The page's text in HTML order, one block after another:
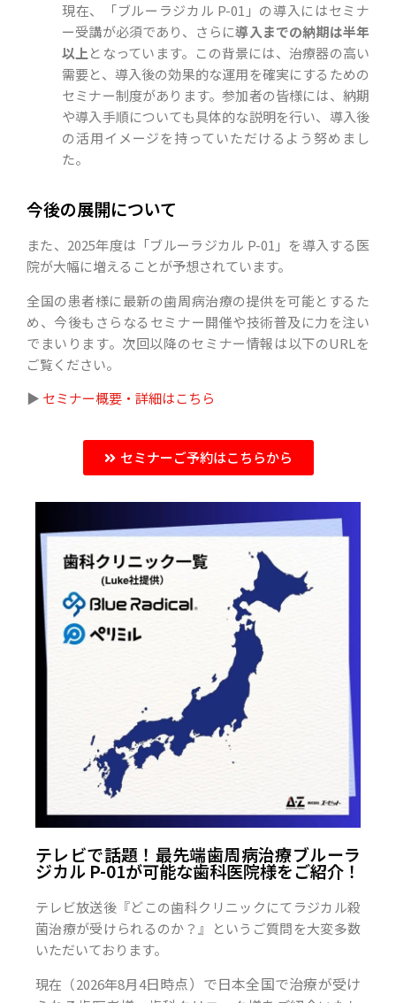
現在、「ブルーラジカル P-01」の導入にはセミナ
ー受講が必須であり、さらに導入までの納期は半年
以上となっています。この背景には、治療器の高い
需要と、導入後の効果的な運用を確実にするための
セミナー制度があります。参加者の皆様には、納期
や導入手順についても具体的な説明を行い、導入後
の活用イメージを持っていただけるよう努めまし
た。
今後の展開について
また、2025年度は「ブルーラジカル P-01」を導入する医
院が大幅に増えることが予想されています。
全国の患者様に最新の歯周病治療の提供を可能とするた
め、今後もさらなるセミナー開催や技術普及に力を注い
でまいります。次回以降のセミナー情報は以下のURLを
ご覧ください。
▶︎ セミナー概要・詳細はこちら
セミナーご予約はこちらから
テレビで話題！最先端歯周病治療ブルーラ
ジカル P-01が可能な歯科医院様をご紹介！
テレビ放送後『どこの歯科クリニックにてラジカル殺
菌治療が受けられるのか？』というご質問を大変多数
いただいております。
現在（2026年8月4日時点）で日本全国で治療が受け